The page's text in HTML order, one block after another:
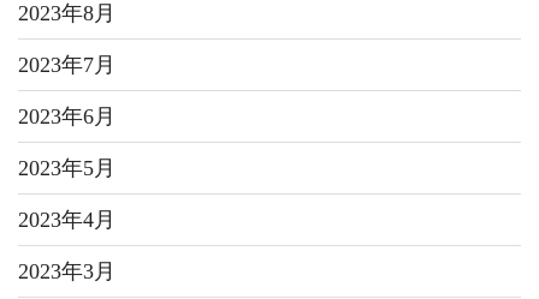
2023年8月
2023年7月
2023年6月
2023年5月
2023年4月
2023年3月